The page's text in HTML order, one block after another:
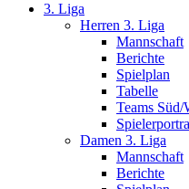
3. Liga
Herren 3. Liga
Mannschaft
Berichte
Spielplan
Tabelle
Teams Süd/
Damen 3. Liga
Mannschaft
Berichte